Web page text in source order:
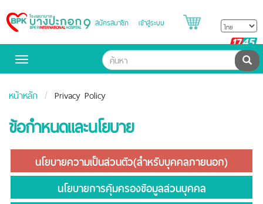
Bangpakok
Hospital
สมัครสมาชิก เข้าสู่ระบบ
Toggle
ค้น
หน้าหลัก Privacy Policy
ข้อกำหนดและนโยบาย
นโยบายความเป็นส่วนตัว(สำหรับบุคคลภายนอก)
นโยบายการคุ้มครองข้อมูลส่วนบุคคล